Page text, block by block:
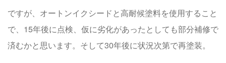
ですが、オートンイクシードと高耐候塗料を使用すること
で、15年後に点検、仮に劣化があったとしても部分補修で
済むかと思います。そして30年後に状況次第で再塗装。